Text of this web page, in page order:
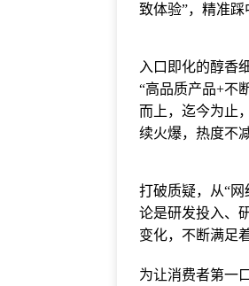
致体验”，精准
入口即化的醇香
“高品质产品+不
而上，迄今为止
续火爆，热度不减
打破质疑，从“
论是研发投入、
变化，不断满足
为让消费者第一